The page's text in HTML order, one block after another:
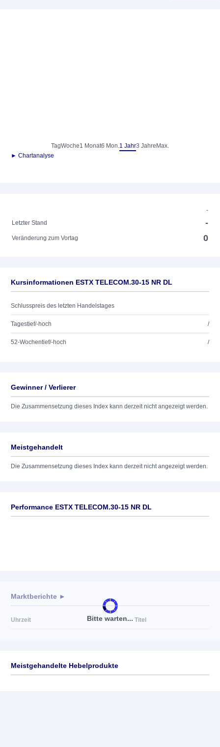
TagWoche1 Monat6 Mon.1 Jahr3 Jahre Max.
► Chartanalyse
-
Letzter Stand
-
Veränderung zum Vortag 0
Kursinformationen ESTX TELECOM.30-15 NR DL
Schlusspreis des letzten Handelstages
Tagestief/-hoch /
52-Wochentief/-hoch /
Gewinner / Verlierer
Die Zusammensetzung dieses Index kann derzeit nicht angezeigt werden.
Meistgehandelt
Die Zusammensetzung dieses Index kann derzeit nicht angezeigt werden.
Performance ESTX TELECOM.30-15 NR DL
Bitte warten...
Marktberichte ►
Uhrzeit Titel
Meistgehandelte Hebelprodukte